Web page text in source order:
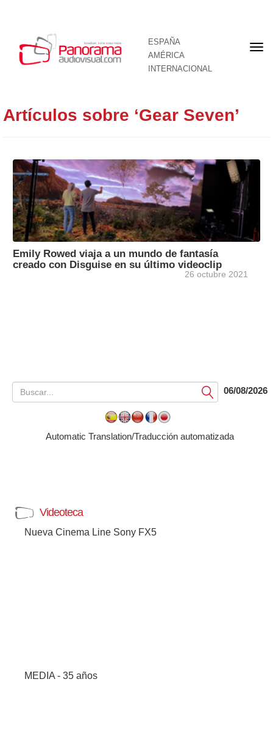
ESPAÑA
AMÉRICA
INTERNACIONAL
Artículos sobre ‘Gear Seven’
Emily Rowed viaja a un mundo de fantasía
creado con Disguise en su último videoclip
26 octubre 2021
Submit06/08/2026
Automatic Translation/Traducción automatizada
Videoteca
Nueva Cinema Line Sony FX5
MEDIA - 35 años